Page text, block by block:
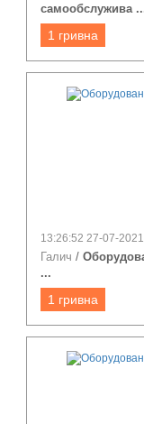
самообслужива
1 гривна
13:26:52 27-07-2021
Галич/
...
1 гривна